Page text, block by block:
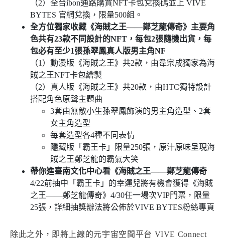
（2）全台ibon通路購買NFT卡包兌換碼並上 VIVE
BYTES 官網兌換，限量500組。
全方位獨家收藏《海賊之王——鄭芝龍傳奇》主要角
色共有23款不同設計的NFT，每包2張隨機出貨，每
包必有至少1張孫翠鳳真人版男主角NF
（1）動漫版《海賊之王》共2款，由韋宗成獨家為海
賊之王NFT卡包繪製
（2）真人版《海賊之王》共20款，由HTC獨特設計
搭配角色原聲主題曲
3套由無敵小生孫翠鳳飾演的男主角造型、2套
女主角造型
每套造型各4種不同表情
隱藏版「霸王卡」限量250張，原汁原味呈現海
賊之王鄭芝龍的霸氣大笑
帶你進臺南文化中心看《海賊之王——鄭芝龍傳奇
4/22前抽中「霸王卡」的幸運兒將有機會獲得《海賊
之王——鄭芝龍傳奇》4/30任一場次VIP門票，限量
25張，詳細抽獎辦法將公佈於VIVE BYTES粉絲專頁
除此之外，即將上線的元宇宙空間平台 VIVE Connect